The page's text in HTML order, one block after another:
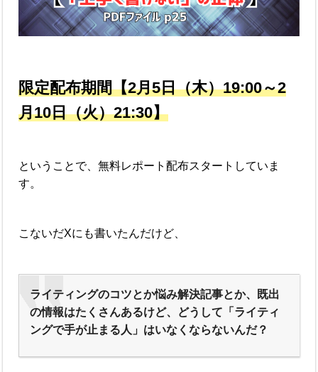
限定配布期間【2月5日（木）19:00～2
月10日（火）21:30】
ということで、無料レポート配布スタートしていま
す。
こないだXにも書いたんだけど、
ライティングのコツとか悩み解決記事とか、既出
の情報はたくさんあるけど、どうして「ライティ
ングで手が止まる人」はいなくならないんだ？